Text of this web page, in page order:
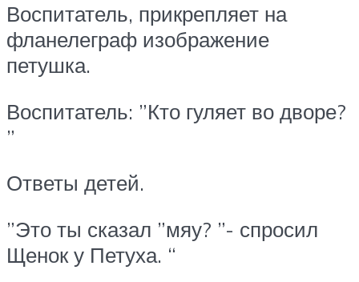
Воспитатель, прикрепляет на
фланелеграф изображение
петушка.
Воспитатель: ”Кто гуляет во дворе?
”
Ответы детей.
”Это ты сказал ”мяу? ”- спросил
Щенок у Петуха. “